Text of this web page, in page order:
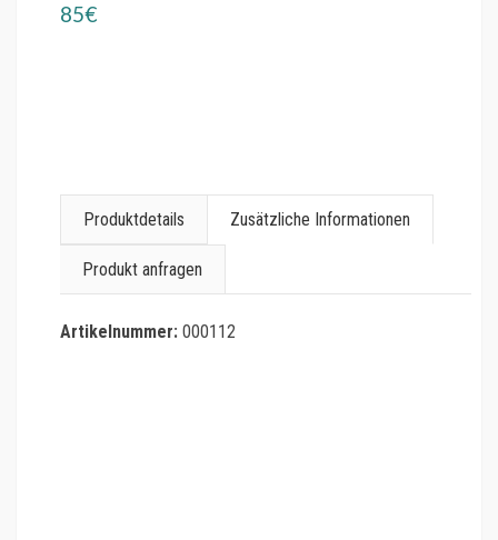
85€
Produktdetails Zusätzliche Informationen
Produkt anfragen
Artikelnummer: 000112